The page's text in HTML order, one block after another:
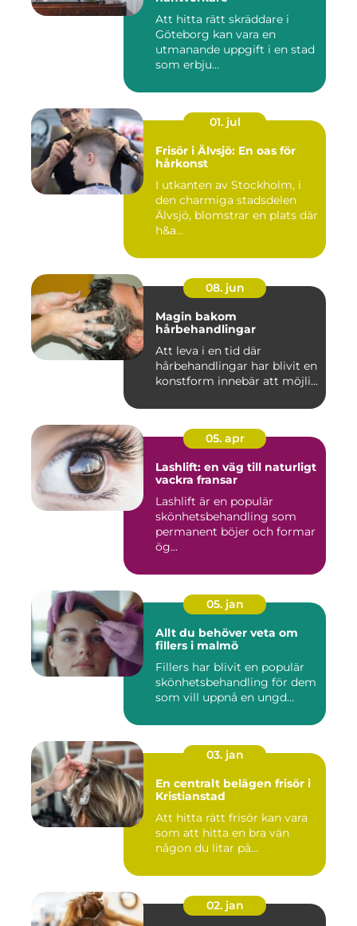
Att hitta rätt skräddare i
Göteborg kan vara en
utmanande uppgift i en stad
som erbju...
01. jul
Frisör i Älvsjö: En oas för
hårkonst
I utkanten av Stockholm, i
den charmiga stadsdelen
Älvsjö, blomstrar en plats där
h&a...
08. jun
Magin bakom
hårbehandlingar
Att leva i en tid där
hårbehandlingar har blivit en
konstform innebär att möjli...
05. apr
Lashlift: en väg till naturligt
vackra fransar
Lashlift är en populär
skönhetsbehandling som
permanent böjer och formar
ög...
05. jan
Allt du behöver veta om
fillers i malmö
Fillers har blivit en populär
skönhetsbehandling för dem
som vill uppnå en ungd...
03. jan
En centralt belägen frisör i
Kristianstad
Att hitta rätt frisör kan vara
som att hitta en bra vän
någon du litar på...
02. jan